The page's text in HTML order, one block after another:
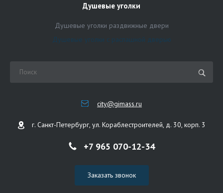
Душевые уголки
Душевые уголки раздвижные двери
Душевые уголки с распашной дверью
city@gimass.ru
г. Санкт-Петербург, ул. Кораблестроителей, д. 30, корп. 3
+7 965 070-12-34
Заказать звонок